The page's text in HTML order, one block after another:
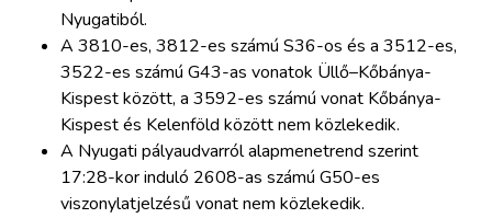
Nyugatiból.
A 3810-es, 3812-es számú S36-os és a 3512-es,
3522-es számú G43-as vonatok Üllő–Kőbánya-
Kispest között, a 3592-es számú vonat Kőbánya-
Kispest és Kelenföld között nem közlekedik.
A Nyugati pályaudvarról alapmenetrend szerint
17:28-kor induló 2608-as számú G50-es
viszonylatjelzésű vonat nem közlekedik.